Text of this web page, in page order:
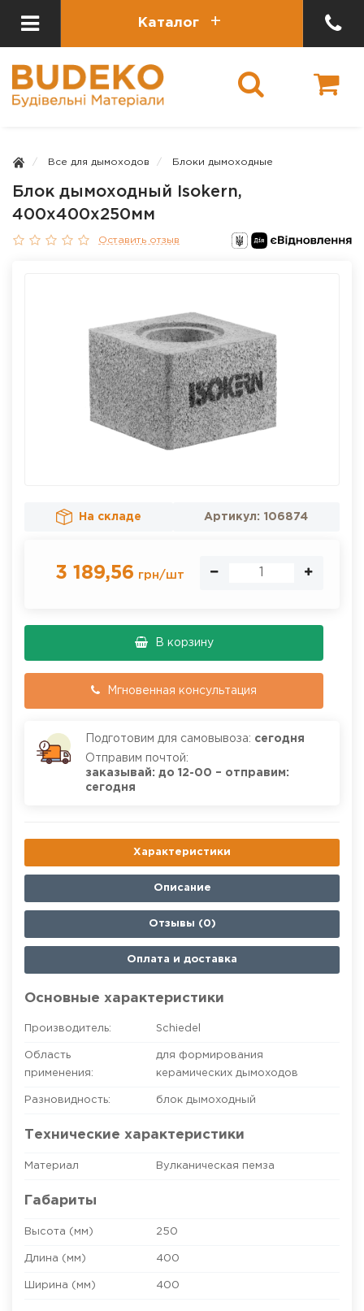
Каталог
Все для дымоходов Блоки дымоходные
Блок дымоходный Isokern,
400x400x250мм
Оставить отзыв
На складе Артикул: 106874
3 189,56 грн/шт
В корзину
Мгновенная консультация
Подготовим для самовывоза: сегодня
Отправим почтой:
заказывай: до 12-00 – отправим:
сегодня
Характеристики
Описание
Отзывы (0)
Оплата и доставка
Основные характеристики
Производитель: Schiedel
Область
применения:
для формирования
керамических дымоходов
Разновидность: блок дымоходный
Технические характеристики
Материал Вулканическая пемза
Габариты
Высота (мм) 250
Длина (мм) 400
Ширина (мм) 400